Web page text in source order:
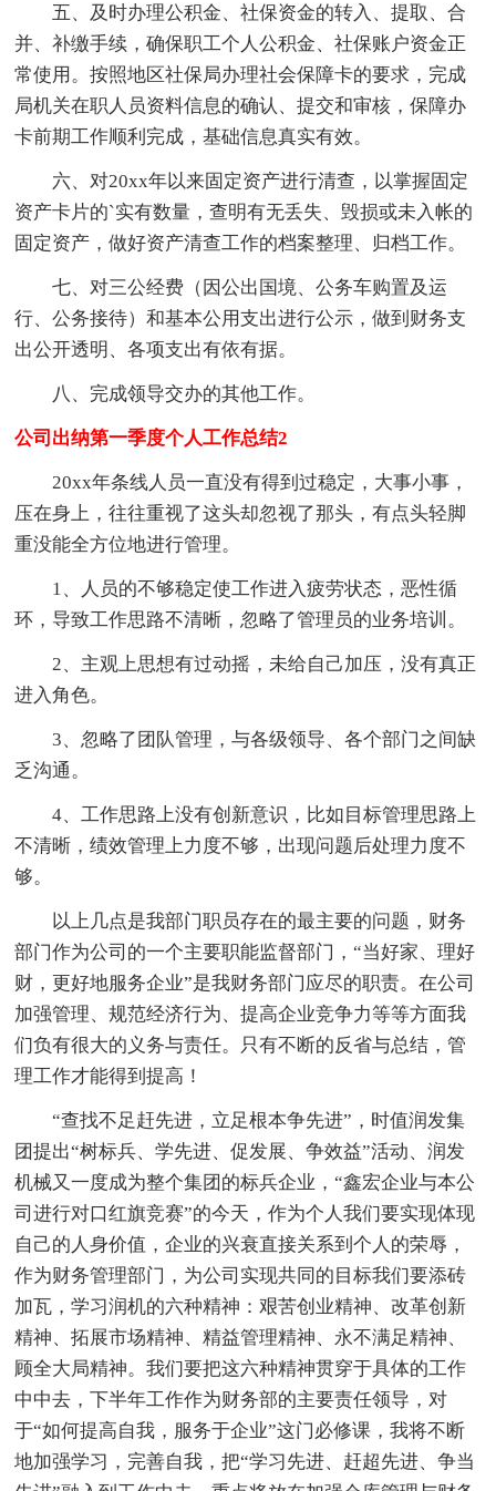
五、及时办理公积金、社保资金的转入、提取、合
并、补缴手续，确保职工个人公积金、社保账户资金正
常使用。按照地区社保局办理社会保障卡的要求，完成
局机关在职人员资料信息的确认、提交和审核，保障办
卡前期工作顺利完成，基础信息真实有效。
六、对20xx年以来固定资产进行清查，以掌握固定
资产卡片的`实有数量，查明有无丢失、毁损或未入帐的
固定资产，做好资产清查工作的档案整理、归档工作。
七、对三公经费（因公出国境、公务车购置及运
行、公务接待）和基本公用支出进行公示，做到财务支
出公开透明、各项支出有依有据。
八、完成领导交办的其他工作。
公司出纳第一季度个人工作总结2
20xx年条线人员一直没有得到过稳定，大事小事，
压在身上，往往重视了这头却忽视了那头，有点头轻脚
重没能全方位地进行管理。
1、人员的不够稳定使工作进入疲劳状态，恶性循
环，导致工作思路不清晰，忽略了管理员的业务培训。
2、主观上思想有过动摇，未给自己加压，没有真正
进入角色。
3、忽略了团队管理，与各级领导、各个部门之间缺
乏沟通。
4、工作思路上没有创新意识，比如目标管理思路上
不清晰，绩效管理上力度不够，出现问题后处理力度不
够。
以上几点是我部门职员存在的最主要的问题，财务
部门作为公司的一个主要职能监督部门，“当好家、理好
财，更好地服务企业”是我财务部门应尽的职责。在公司
加强管理、规范经济行为、提高企业竞争力等等方面我
们负有很大的义务与责任。只有不断的反省与总结，管
理工作才能得到提高！
“查找不足赶先进，立足根本争先进”，时值润发集
团提出“树标兵、学先进、促发展、争效益”活动、润发
机械又一度成为整个集团的标兵企业，“鑫宏企业与本公
司进行对口红旗竞赛”的今天，作为个人我们要实现体现
自己的人身价值，企业的兴衰直接关系到个人的荣辱，
作为财务管理部门，为公司实现共同的目标我们要添砖
加瓦，学习润机的六种精神：艰苦创业精神、改革创新
精神、拓展市场精神、精益管理精神、永不满足精神、
顾全大局精神。我们要把这六种精神贯穿于具体的工作
中中去，下半年工作作为财务部的主要责任领导，对
于“如何提高自我，服务于企业”这门必修课，我将不断
地加强学习，完善自我，把“学习先进、赶超先进、争当